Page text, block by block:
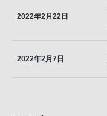
2022年2月22日
2022年2月7日